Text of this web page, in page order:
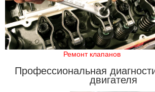
Ремонт клапанов
Профессиональная
двигателя